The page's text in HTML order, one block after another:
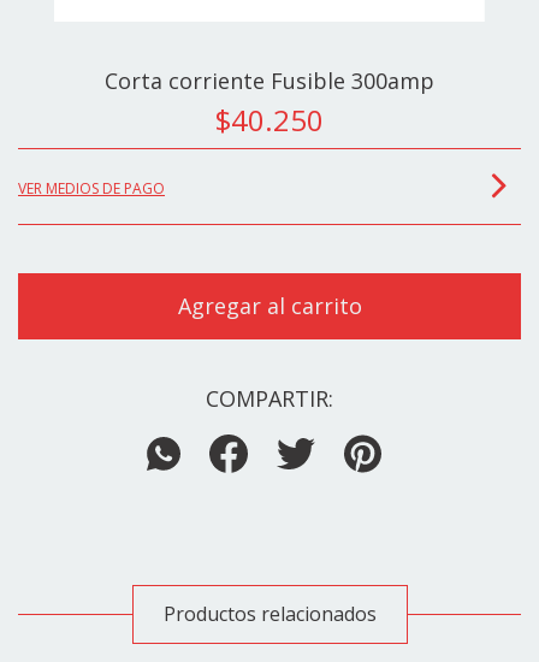
Corta corriente Fusible 300amp
$40.250
VER MEDIOS DE PAGO
COMPARTIR:
Productos relacionados